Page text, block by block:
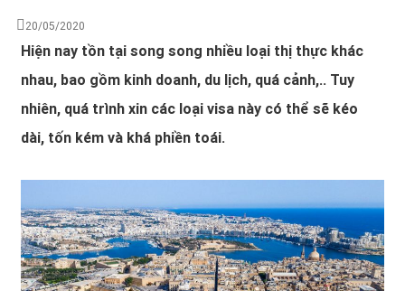
20/05/2020
Hiện nay tồn tại song song nhiều loại thị thực khác
nhau, bao gồm kinh doanh, du lịch, quá cảnh,.. Tuy
nhiên, quá trình xin các loại visa này có thể sẽ kéo
dài, tốn kém và khá phiền toái.